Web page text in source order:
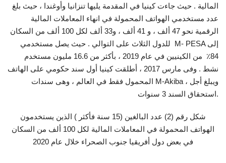
المالية . حيث جاءت كينيا في المقدمة يليها تنزانيا وأوغندا ، حيث بلغ
عدد مستخدمي الهواتف المحمولة في انهاء المعاملات المالية
الرقمية نحو 47 ألف ، و 41 ألف ، و33 ألف لكل 100 ألف من السكان
للدول الثلاث على التوالي . حيث يصل مستخدمي M- PESA إلى
84٪ من الكينيين في عام 2019 ، بأكثر من 16.6 مليون مستخدم
نشط . وفى مارس 2017 ، أطلقت كينيا أول سند حكومي على الهاتف
المحمول فقط في العالم ، وهى سندات M-Akiba ، ويبلغ أجل
استحقاق السند 3 سنوات.
شكل رقم (2) عدد البالغين (15 سنة فأكثر ) الذين يستخدمون
الهواتف المحمولة في المعاملات المالية لكل 100 ألف من السكان
في بعض دول أفريقيا جنوب الصحراء خلال عام 2020